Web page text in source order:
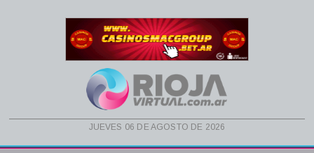
jueves 06 de agosto de 2026